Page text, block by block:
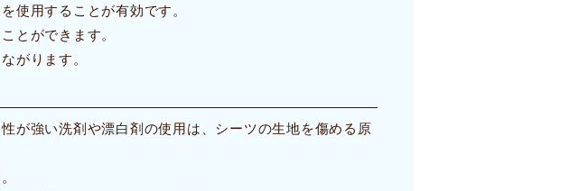
使用することが有効です。
とができます。
がります。
が強い洗剤や漂白剤の使用は、シーツの生地を傷める原